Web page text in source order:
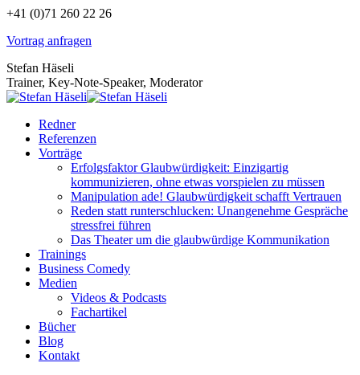
Zum
springen
+41 (0)71 260 22 26
Vortrag anfragen
Stefan Häseli
Trainer, Key-Note-Speaker, Moderator
Redner
Referenzen
Vorträge
Erfolgsfaktor Glaubwürdigkeit: Einzigartig
kommunizieren, ohne etwas vorspielen zu müssen
Manipulation ade! Glaubwürdigkeit schafft Vertrauen
Reden statt runterschlucken: Unangenehme Gespräche
stressfrei führen
Das Theater um die glaubwürdige Kommunikation
Trainings
Business Comedy
Medien
Videos & Podcasts
Fachartikel
Bücher
Blog
Kontakt